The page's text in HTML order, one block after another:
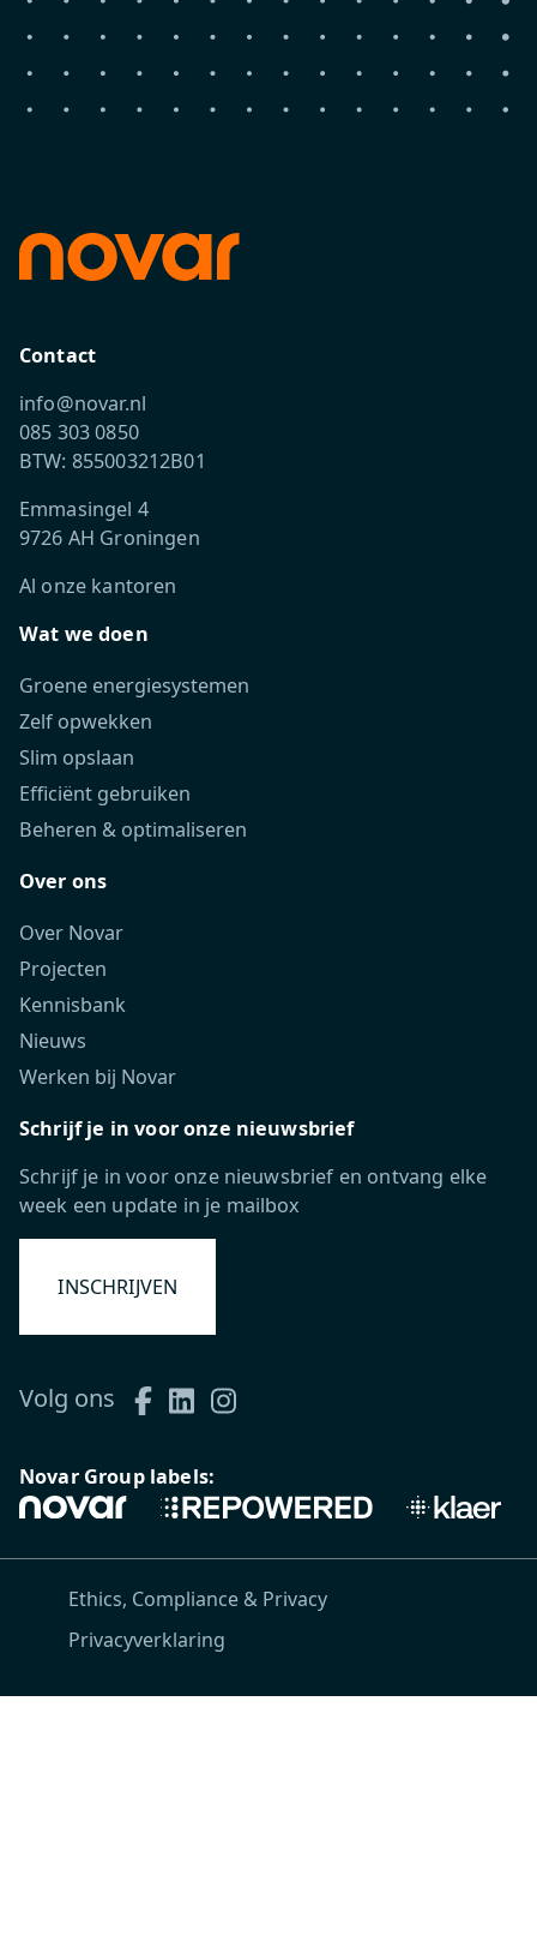
Contact
info@novar.nl
085 303 0850
BTW: 855003212B01
Emmasingel 4
9726 AH Groningen
Al onze kantoren
Wat we doen
Groene energiesystemen
Zelf opwekken
Slim opslaan
Efficiënt gebruiken
Beheren & optimaliseren
Over ons
Over Novar
Projecten
Kennisbank
Nieuws
Werken bij Novar
Schrijf je in voor onze nieuwsbrief
Schrijf je in voor onze nieuwsbrief en ontvang elke
week een update in je mailbox
INSCHRIJVEN
Volg ons
Novar Group labels:
Ethics, Compliance & Privacy
Privacyverklaring